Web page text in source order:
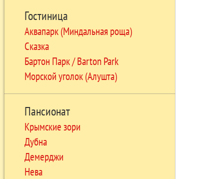
Гостиница
Аквапарк (Миндальная роща)
Сказка
Бартон Парк / Barton Park
Морской уголок (Алушта)
Пансионат
Крымские зори
Дубна
Демерджи
Нева